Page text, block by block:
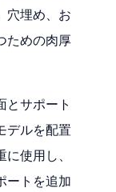
穴埋め、お
ための肉厚
とサポート
デルを配置
使用し、
ートを追加